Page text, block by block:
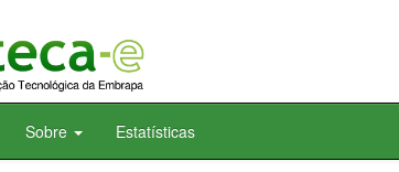
Sobre Estatísticas